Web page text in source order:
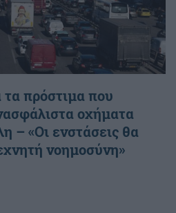
τα πρόστιμα που
οχήματα
– «Οι ενστάσεις θα
νοημοσύνη»